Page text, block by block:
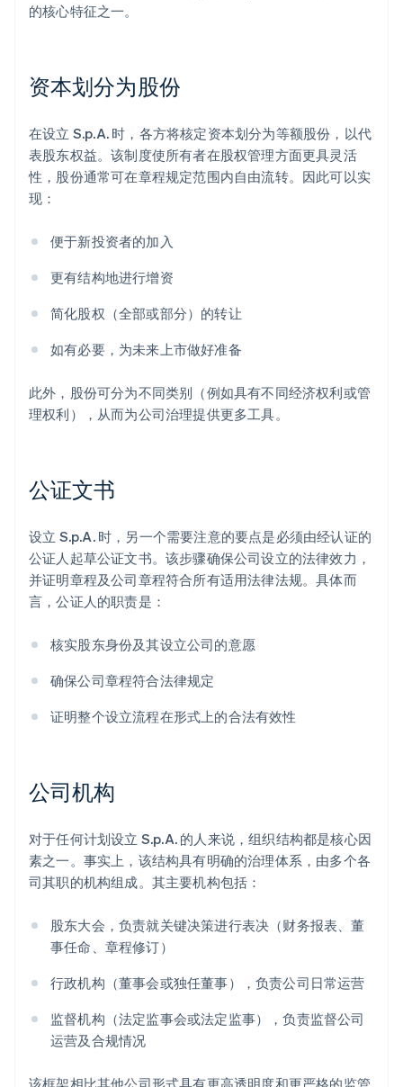
的核心特征之一。
资本划分为股份
在设立 S.p.A. 时，各方将核定资本划分为等额股份，以代
表股东权益。该制度使所有者在股权管理方面更具灵活
性，股份通常可在章程规定范围内自由流转。因此可以实
现：
便于新投资者的加入
更有结构地进行增资
简化股权（全部或部分）的转让
如有必要，为未来上市做好准备
此外，股份可分为不同类别（例如具有不同经济权利或管
理权利），从而为公司治理提供更多工具。
公证文书
设立 S.p.A. 时，另一个需要注意的要点是必须由经认证的
公证人起草公证文书。该步骤确保公司设立的法律效力，
并证明章程及公司章程符合所有适用法律法规。具体而
言，公证人的职责是：
核实股东身份及其设立公司的意愿
确保公司章程符合法律规定
证明整个设立流程在形式上的合法有效性
公司机构
对于任何计划设立 S.p.A. 的人来说，组织结构都是核心因
素之一。事实上，该结构具有明确的治理体系，由多个各
司其职的机构组成。其主要机构包括：
股东大会，负责就关键决策进行表决（财务报表、董
事任命、章程修订）
行政机构（董事会或独任董事），负责公司日常运营
监督机构（法定监事会或法定监事），负责监督公司
运营及合规情况